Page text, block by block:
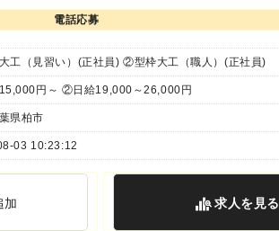
電話応募
工（見習い）(正社員) ②型枠大工（職人）(正社員)
円～ ②日給19,000～26,000円
県柏市
03 10:23:12
加 求人を見る